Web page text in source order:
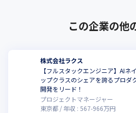
この企業の他
株式会社ラクス
【フルスタックエンジニア】AIネ
ップクラスのシェアを誇るプロダ
開発をリード！
プロジェクトマネージャー
東京都
年収 :567-966万円